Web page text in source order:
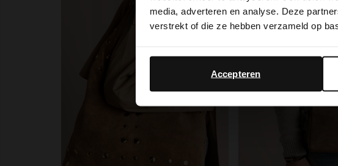
media, adverteren en analyse. Deze
verstrekt of die ze hebben verzameld op
Accepteren